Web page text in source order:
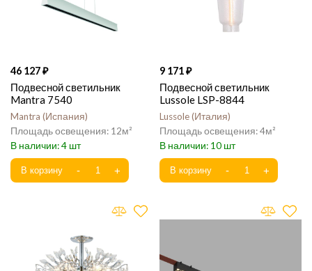
46 127
Подвесной светильник
Mantra 7540
Mantra Испания
12
4
9 171
Подвесной светильник
Lussole LSP-8844
Lussole Италия
4
10